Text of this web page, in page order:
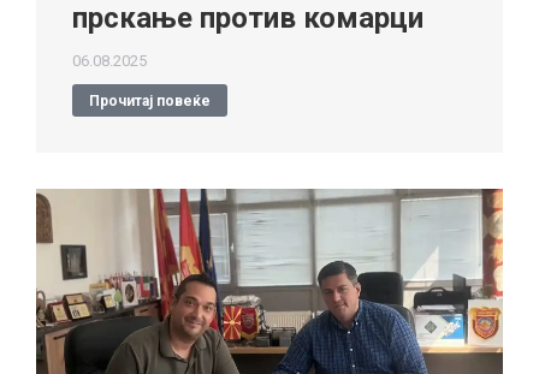
прскање против комарци
06.08.2025
Прочитај повеќе